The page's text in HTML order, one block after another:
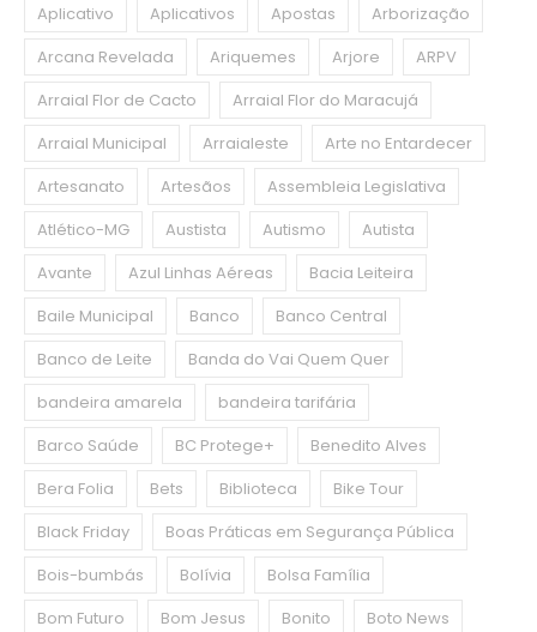
Aplicativo
Aplicativos Apostas
Arborização
Arcana Revelada
Ariquemes Arjore
ARPV
Arraial Flor de Cacto
Arraial Flor do Maracujá
Arraial Municipal
Arraialeste
Arte no Entardecer
Artesanato
Artesãos
Assembleia Legislativa
Atlético-MG
Austista Autismo
Autista
Avante
Azul Linhas Aéreas
Bacia Leiteira
Baile Municipal
Banco
Banco Central
Banco de Leite
Banda do Vai Quem Quer
bandeira amarela
bandeira tarifária
Barco Saúde
BC Protege+
Benedito Alves
Bera Folia
Bets Biblioteca
Bike Tour
Black Friday
Boas Práticas em Segurança Pública
Bois-bumbás
Bolívia
Bolsa Família
Bom Futuro
Bom Jesus Bonito
Boto News